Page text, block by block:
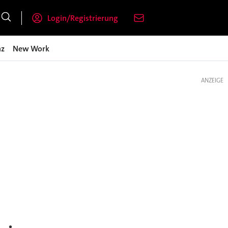
Login/Registrierung
New Work
ANZEIGE